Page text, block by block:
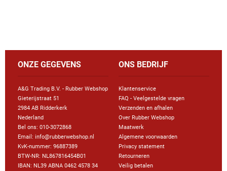
ONZE GEGEVENS
A&G Trading B.V. - Rubber Webshop
Gieterijstraat 51
2984 AB Ridderkerk
Nederland
Bel ons: 010-3072868
Email: info@rubberwebshop.nl
KvK-nummer: 96887389
BTW-NR: NL867816454B01
IBAN: NL39 ABNA 0462 4578 34
ONS BEDRIJF
Klantenservice
FAQ - Veelgestelde vragen
Verzenden en afhalen
Over Rubber Webshop
Maatwerk
Algemene voorwaarden
Privacy statement
Retourneren
Veilig betalen